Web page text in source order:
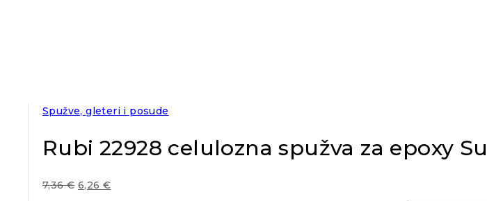
Spužve, gleteri i posude
Rubi 22928 celulozna spužva za epoxy
7,36€ 6,26 €